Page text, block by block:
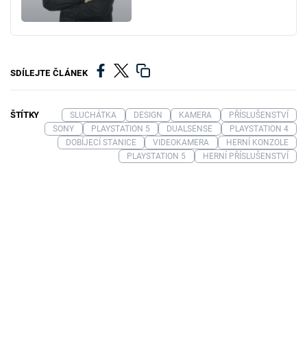
SDÍLEJTE ČLÁNEK
ŠTÍTKY SLUCHÁTKA DESIGN KAMERA
PŘÍSLUŠENSTVÍ
SONY
PLAYSTATION 5 DUALSENSE
PLAYSTATION 4
DOBÍJECÍ STANICE
VIDEOKAMERA
HERNÍ KONZOLE
PLAYSTATION 5
HERNÍ PŘÍSLUŠENSTVÍ